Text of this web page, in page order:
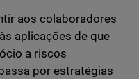
aos colaboradores
aplicações de que
a riscos
por estratégias